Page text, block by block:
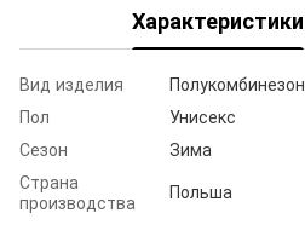
Характеристики
Вид изделия
Полукомбинезон
Пол
Унисекс
Сезон
Зима
Страна
производства
Польша